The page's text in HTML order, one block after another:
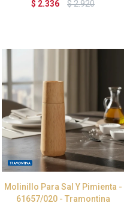
$ 2.336 $2.920
Molinillo Para Sal Y Pimienta -
61657/020 - Tramontina